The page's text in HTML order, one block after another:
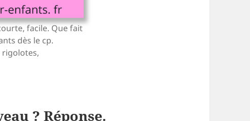
facile. Que fait
dès le cp.
rigolotes,
? Réponse.